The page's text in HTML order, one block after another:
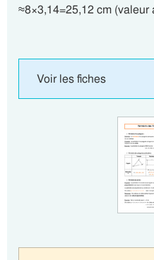
≈8×3,14=25,12 cm (valeur
Voir les fiches